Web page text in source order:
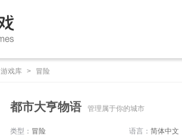
游戏库 > 冒险
都市大亨物语 管理属于你的城市
类型： 冒险 语言： 简体中文